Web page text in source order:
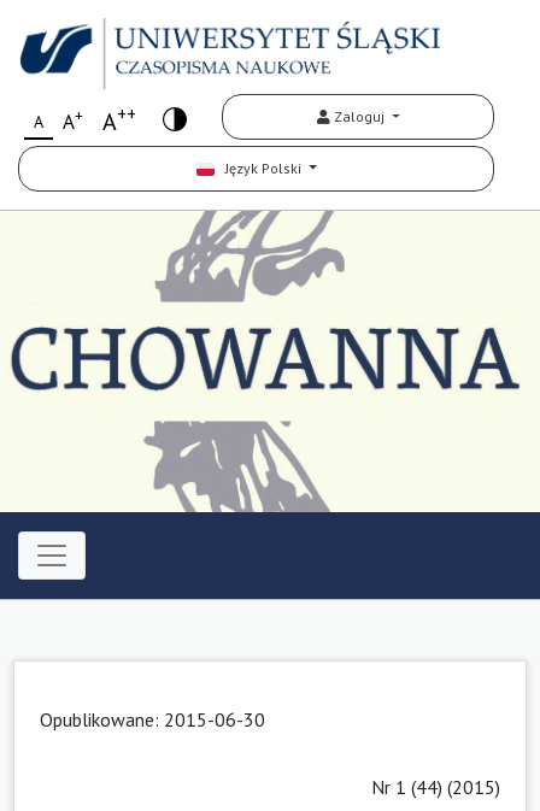
A A+ A++ Zaloguj
Język Polski
Opublikowane: 2015-06-30
Nr 1 (44) (2015)